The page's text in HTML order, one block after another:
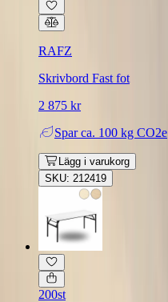
RAFZ
Skrivbord Fast fot
2 875 kr
Spar ca. 100 kg CO2e
Lägg i varukorg
SKU: 212419
200st